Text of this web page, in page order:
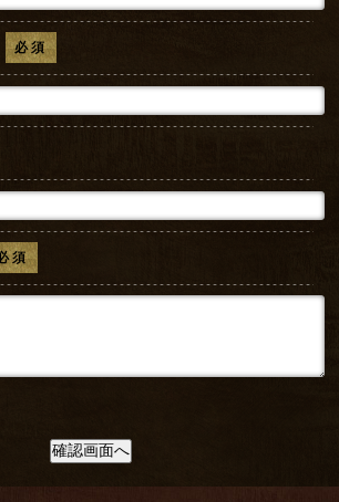
必須
須